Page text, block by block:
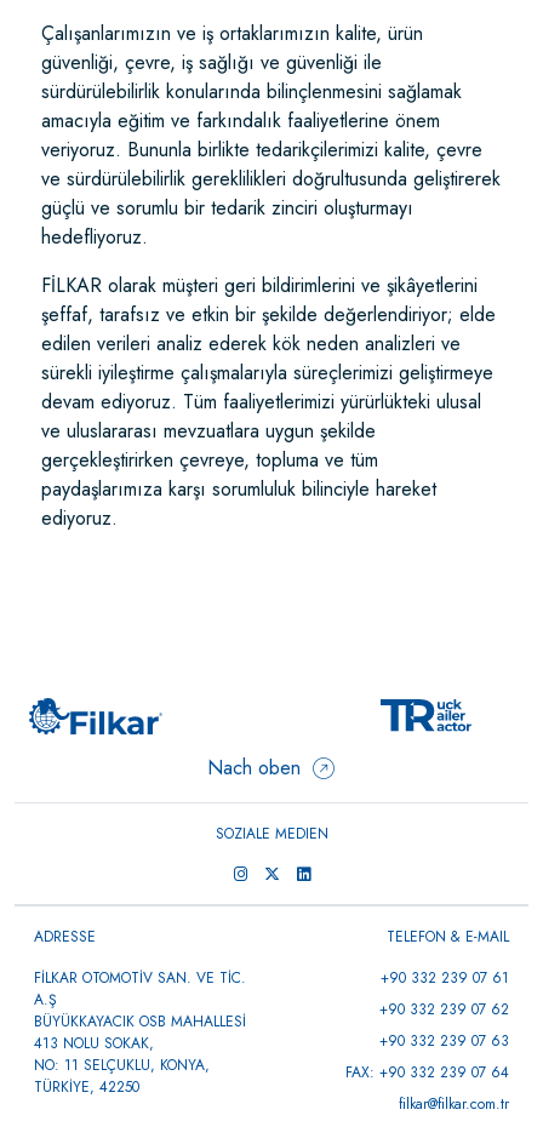
Çalışanlarımızın ve iş ortaklarımızın kalite, ürün
güvenliği, çevre, iş sağlığı ve güvenliği ile
sürdürülebilirlik konularında bilinçlenmesini sağlamak
amacıyla eğitim ve farkındalık faaliyetlerine önem
veriyoruz. Bununla birlikte tedarikçilerimizi kalite, çevre
ve sürdürülebilirlik gereklilikleri doğrultusunda geliştirerek
güçlü ve sorumlu bir tedarik zinciri oluşturmayı
hedefliyoruz.
FİLKAR olarak müşteri geri bildirimlerini ve şikâyetlerini
şeffaf, tarafsız ve etkin bir şekilde değerlendiriyor; elde
edilen verileri analiz ederek kök neden analizleri ve
sürekli iyileştirme çalışmalarıyla süreçlerimizi geliştirmeye
devam ediyoruz. Tüm faaliyetlerimizi yürürlükteki ulusal
ve uluslararası mevzuatlara uygun şekilde
gerçekleştirirken çevreye, topluma ve tüm
paydaşlarımıza karşı sorumluluk bilinciyle hareket
ediyoruz.
Nach oben
SOZIALE MEDIEN
ADRESSE
FİLKAR OTOMOTİV SAN. VE TİC.
A.Ş
BÜYÜKKAYACIK OSB MAHALLESİ
413 NOLU SOKAK,
NO: 11 SELÇUKLU, KONYA,
TÜRKİYE, 42250
TELEFON & E-MAIL
+90 332 239 07 61
+90 332 239 07 62
+90 332 239 07 63
FAX: +90 332 239 07 64
filkar@filkar.com.tr